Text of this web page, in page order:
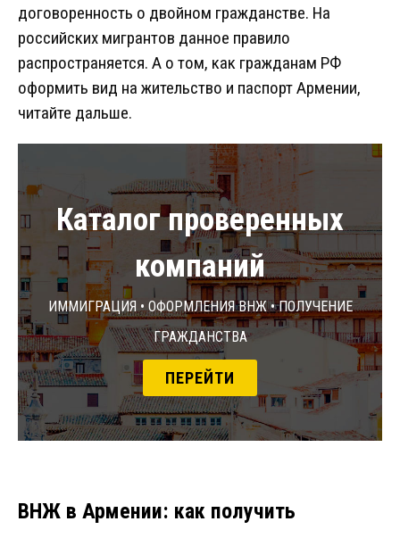
договоренность о двойном гражданстве. На
российских мигрантов данное правило
распространяется. А о том, как гражданам РФ
оформить вид на жительство и паспорт Армении,
читайте дальше.
Каталог проверенных
компаний
Иммиграция • Оформления ВНЖ • Получение
гражданства
ПЕРЕЙТИ
ВНЖ в Армении: как получить